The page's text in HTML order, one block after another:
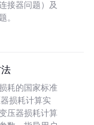
接器问题）及
。
耗的国家标准
器损耗计算实
压器损耗计算